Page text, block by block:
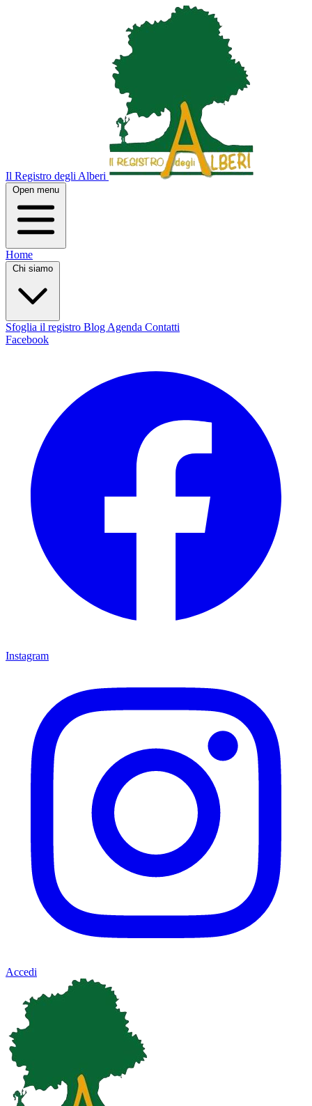
Il Registro degli Alberi
Open menu
Home
Chi siamo
Sfoglia il registro Blog Agenda Contatti
Facebook
Instagram
Accedi